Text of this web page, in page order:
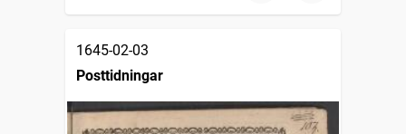
1645-02-03
Posttidningar